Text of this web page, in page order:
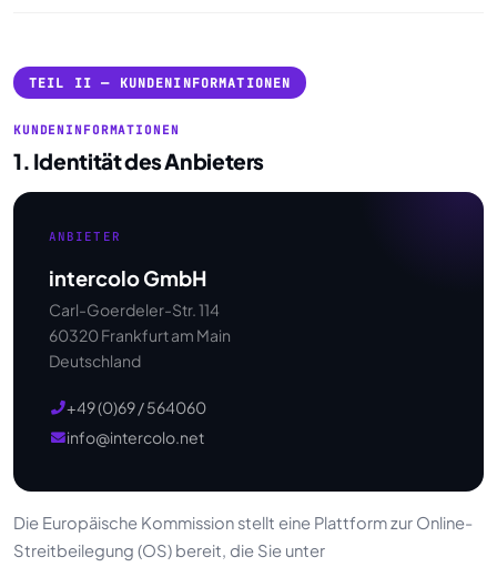
TEIL II — KUNDENINFORMATIONEN
KUNDENINFORMATIONEN
1. Identität des Anbieters
ANBIETER
intercolo GmbH
Carl-Goerdeler-Str. 114
60320 Frankfurt am Main
Deutschland
+49 (0)69 / 564060
info@intercolo.net
Die Europäische Kommission stellt eine Plattform zur Online-
Streitbeilegung (OS) bereit, die Sie unter